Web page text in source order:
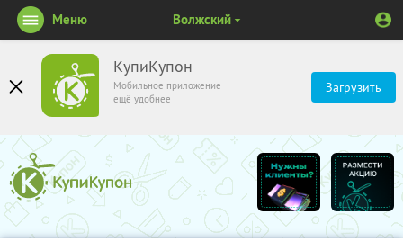
КупиКупон
Мобильное приложение
ещё удобнее
Загрузить
Меню Волжский